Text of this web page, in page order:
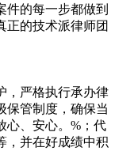
件的每一步都做到
正的技术派律师团
，严格执行承办律
保管制度，确保当
心、安心。%；代
，并在好成绩中积